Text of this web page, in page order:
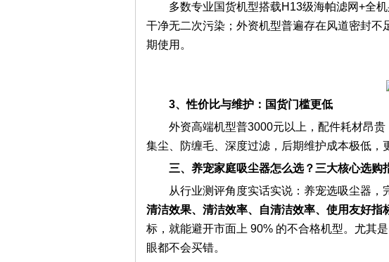
多数专业国货机型搭载H13级海帕滤网+全
干净无二次污染；外资机型普遍存在风道密封
期使用。
3、性价比与维护：国货门槛更低
外资高端机型普3000元以上，配件耗材昂
集尘、防缠毛、深度过滤，后期维护成本极低，
三、养宠家庭吸尘器怎么选？三大核心选购
从行业测评角度实话实说：养宠选吸尘器
清洁效果、清洁效率、自清洁效率、 使用友好指
标，就能避开市面上 90% 的不合格机型。尤其
眼都不会买错。